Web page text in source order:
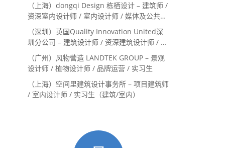
（上海）dongqi Design 栋栖设计 – 建筑师 /
资深室内设计师 / 室内设计师 / 媒体及公共关
系主管 / 设计实习生（常年招聘）
（深圳）英国Quality Innovation United深
圳分公司 – 建筑设计师 / 资深建筑设计师 / 室
内设计师 / 设计实习生
（广州）风物营造 LANDTEK GROUP – 景观
设计师 / 植物设计师 / 品牌运营 / 实习生
（上海）空间里建筑设计事务所 – 项目建筑师
/ 室内设计师 / 实习生（建筑/室内）